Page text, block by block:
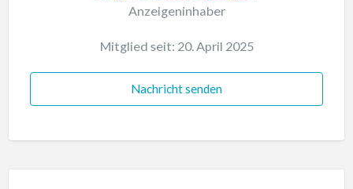
Anzeigeninhaber
Mitglied seit: 20. April 2025
Nachricht senden